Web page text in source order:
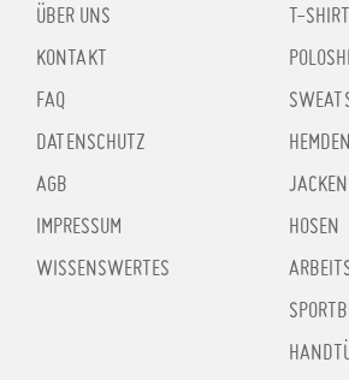
ÜBER UNS
KONTAKT
FAQ
DATENSCHUTZ
AGB
IMPRESSUM
WISSENSWERTES
T-
JACKEN
HOSEN